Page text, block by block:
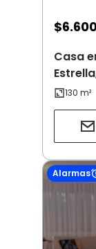
$
Casa
Alarmas